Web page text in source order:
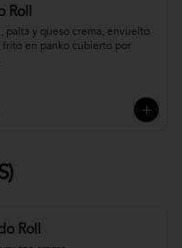
Roll
palta y queso crema, envuelto
frito en panko cubierto por
Roll